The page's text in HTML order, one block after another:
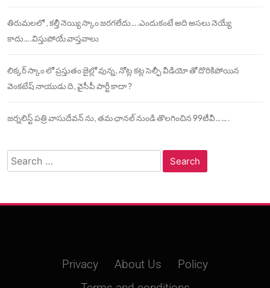
తిరుమలలో , కల్తీ నెయ్యి స్కాం జరగలేదు….ఎందుకంటే అది అసలు నెయ్యే
కాదు….విస్తుపోయే వాస్తవాలు
లిక్కర్ స్కాం లో ప్రస్తుతం జైల్లో వున్న, నోట్ల కట్ల సెల్ఫీ వీడియో తో దొరికిపోయిన
వెంకటేష్ నాయుడు ది, వైసీపీ పార్టీ కాదా ?
జర్నలిస్ట్ పత్రి వాసుదేవన్ ను, తమ ఛానల్ నుండి తొలగించిన 99టీవీ…….
Search
for:
Privacy About Us
Policy